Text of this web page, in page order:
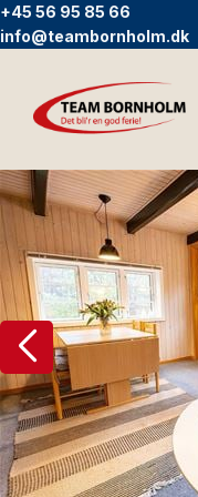
+45 56 95 85 66
info@teambornholm.dk